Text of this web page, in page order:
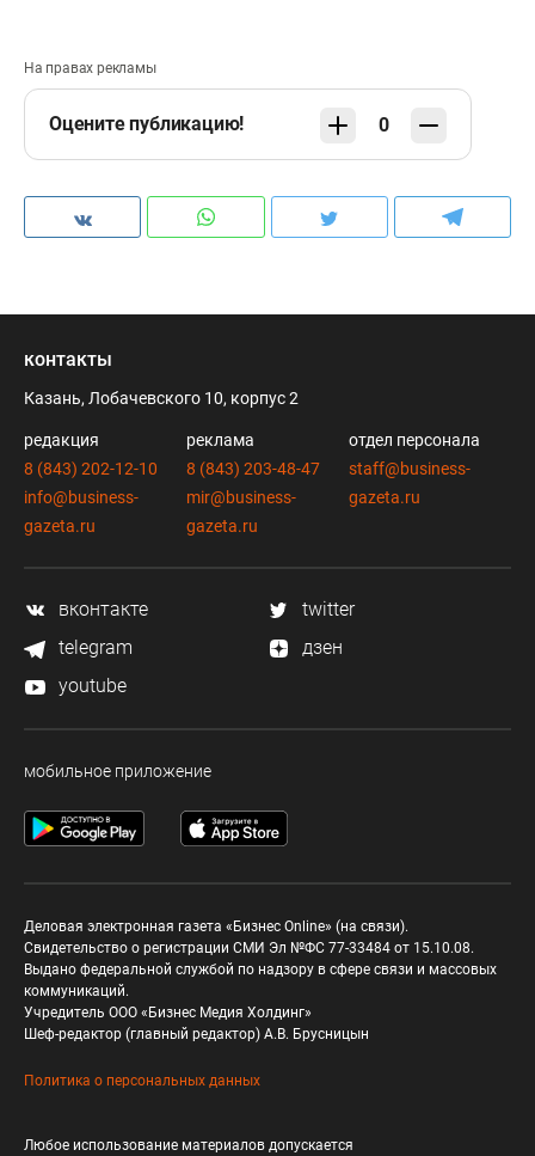
На правах рекламы
Оцените публикацию! 0
контакты
Казань, Лобачевского 10, корпус 2
редакция
8 (843) 202-12-10
info@business-
gazeta.ru
реклама
8 (843) 203-48-47
mir@business-
gazeta.ru
отдел персонала
staff@business-
gazeta.ru
вконтакте
twitter
telegram
дзен
youtube
мобильное приложение
Деловая электронная газета «Бизнес Online» (на связи).
Свидетельство о регистрации СМИ Эл №ФС 77-33484 от 15.10.08.
Выдано федеральной службой по надзору в сфере связи и массовых
коммуникаций.
Учредитель ООО «Бизнес Медия Холдинг»
Шеф-редактор (главный редактор) А.В. Брусницын
Политика о персональных данных
Любое использование материалов допускается